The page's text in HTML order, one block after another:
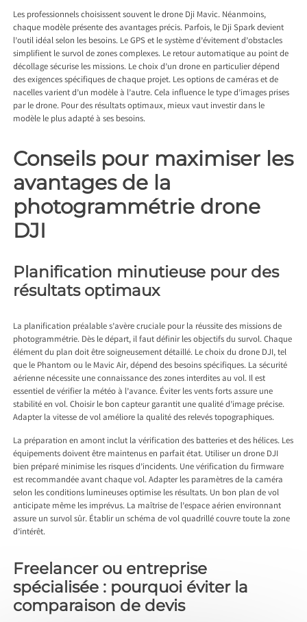
Les professionnels choisissent souvent le drone Dji Mavic. Néanmoins,
chaque modèle présente des avantages précis. Parfois, le Dji Spark devient
l’outil idéal selon les besoins. Le GPS et le système d’évitement d’obstacles
simplifient le survol de zones complexes. Le retour automatique au point de
décollage sécurise les missions. Le choix d’un drone en particulier dépend
des exigences spécifiques de chaque projet. Les options de caméras et de
nacelles varient d’un modèle à l’autre. Cela influence le type d’images prises
par le drone. Pour des résultats optimaux, mieux vaut investir dans le
modèle le plus adapté à ses besoins.
Conseils pour maximiser les
avantages de la
photogrammétrie drone
DJI
Planification minutieuse pour des
résultats optimaux
La planification préalable s’avère cruciale pour la réussite des missions de
photogrammétrie. Dès le départ, il faut définir les objectifs du survol. Chaque
élément du plan doit être soigneusement détaillé. Le choix du drone DJI, tel
que le Phantom ou le Mavic Air, dépend des besoins spécifiques. La sécurité
aérienne nécessite une connaissance des zones interdites au vol. Il est
essentiel de vérifier la météo à l’avance. Éviter les vents forts assure une
stabilité en vol. Choisir le bon capteur garantit une qualité d’image précise.
Adapter la vitesse de vol améliore la qualité des relevés topographiques.
La préparation en amont inclut la vérification des batteries et des hélices. Les
équipements doivent être maintenus en parfait état. Utiliser un drone DJI
bien préparé minimise les risques d’incidents. Une vérification du firmware
est recommandée avant chaque vol. Adapter les paramètres de la caméra
selon les conditions lumineuses optimise les résultats. Un bon plan de vol
anticipate même les imprévus. La maîtrise de l’espace aérien environnant
assure un survol sûr. Établir un schéma de vol quadrillé couvre toute la zone
d’intérêt.
Freelancer ou entreprise
spécialisée : pourquoi éviter la
comparaison de devis